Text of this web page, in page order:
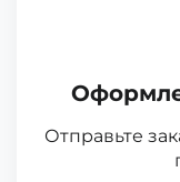
Отправьте